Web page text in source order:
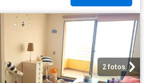
2 fotos